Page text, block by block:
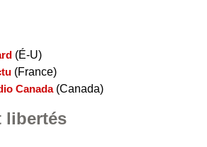
(É-U)
(France)
Canada(Canada)
libertés